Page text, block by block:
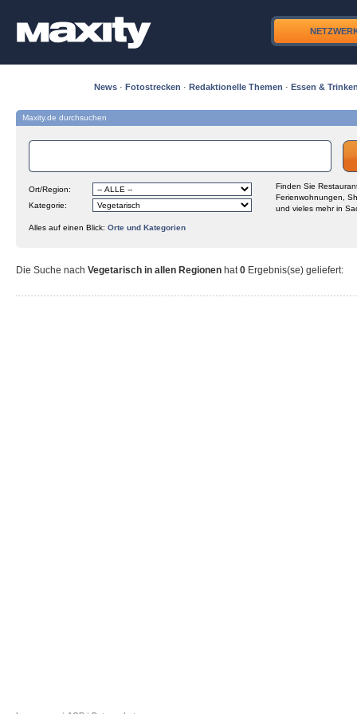
News · Fotostrecken · Redaktionelle Themen · Essen &
Maxity.de durchsuchen
Ort/Region:
Kategorie:
Finden Sie
Ferienwohnungen,
und vieles mehr in
Alles auf einen Blick: Orte und Kategorien
Die Suche nach Vegetarisch in allen Regionen hat0 Ergebnis(se) geliefert: